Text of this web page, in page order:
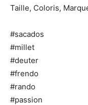
Taille, Coloris,
#sacados
#millet
#deuter
#frendo
#rando
#passion